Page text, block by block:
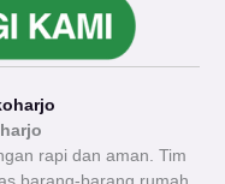
rapi dan aman. Tim